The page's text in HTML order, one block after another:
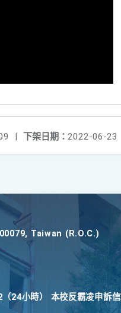
下架日期： 2022-06-23
|
Taiwan (R.O.C.)
24小時） 本校反霸凌申訴